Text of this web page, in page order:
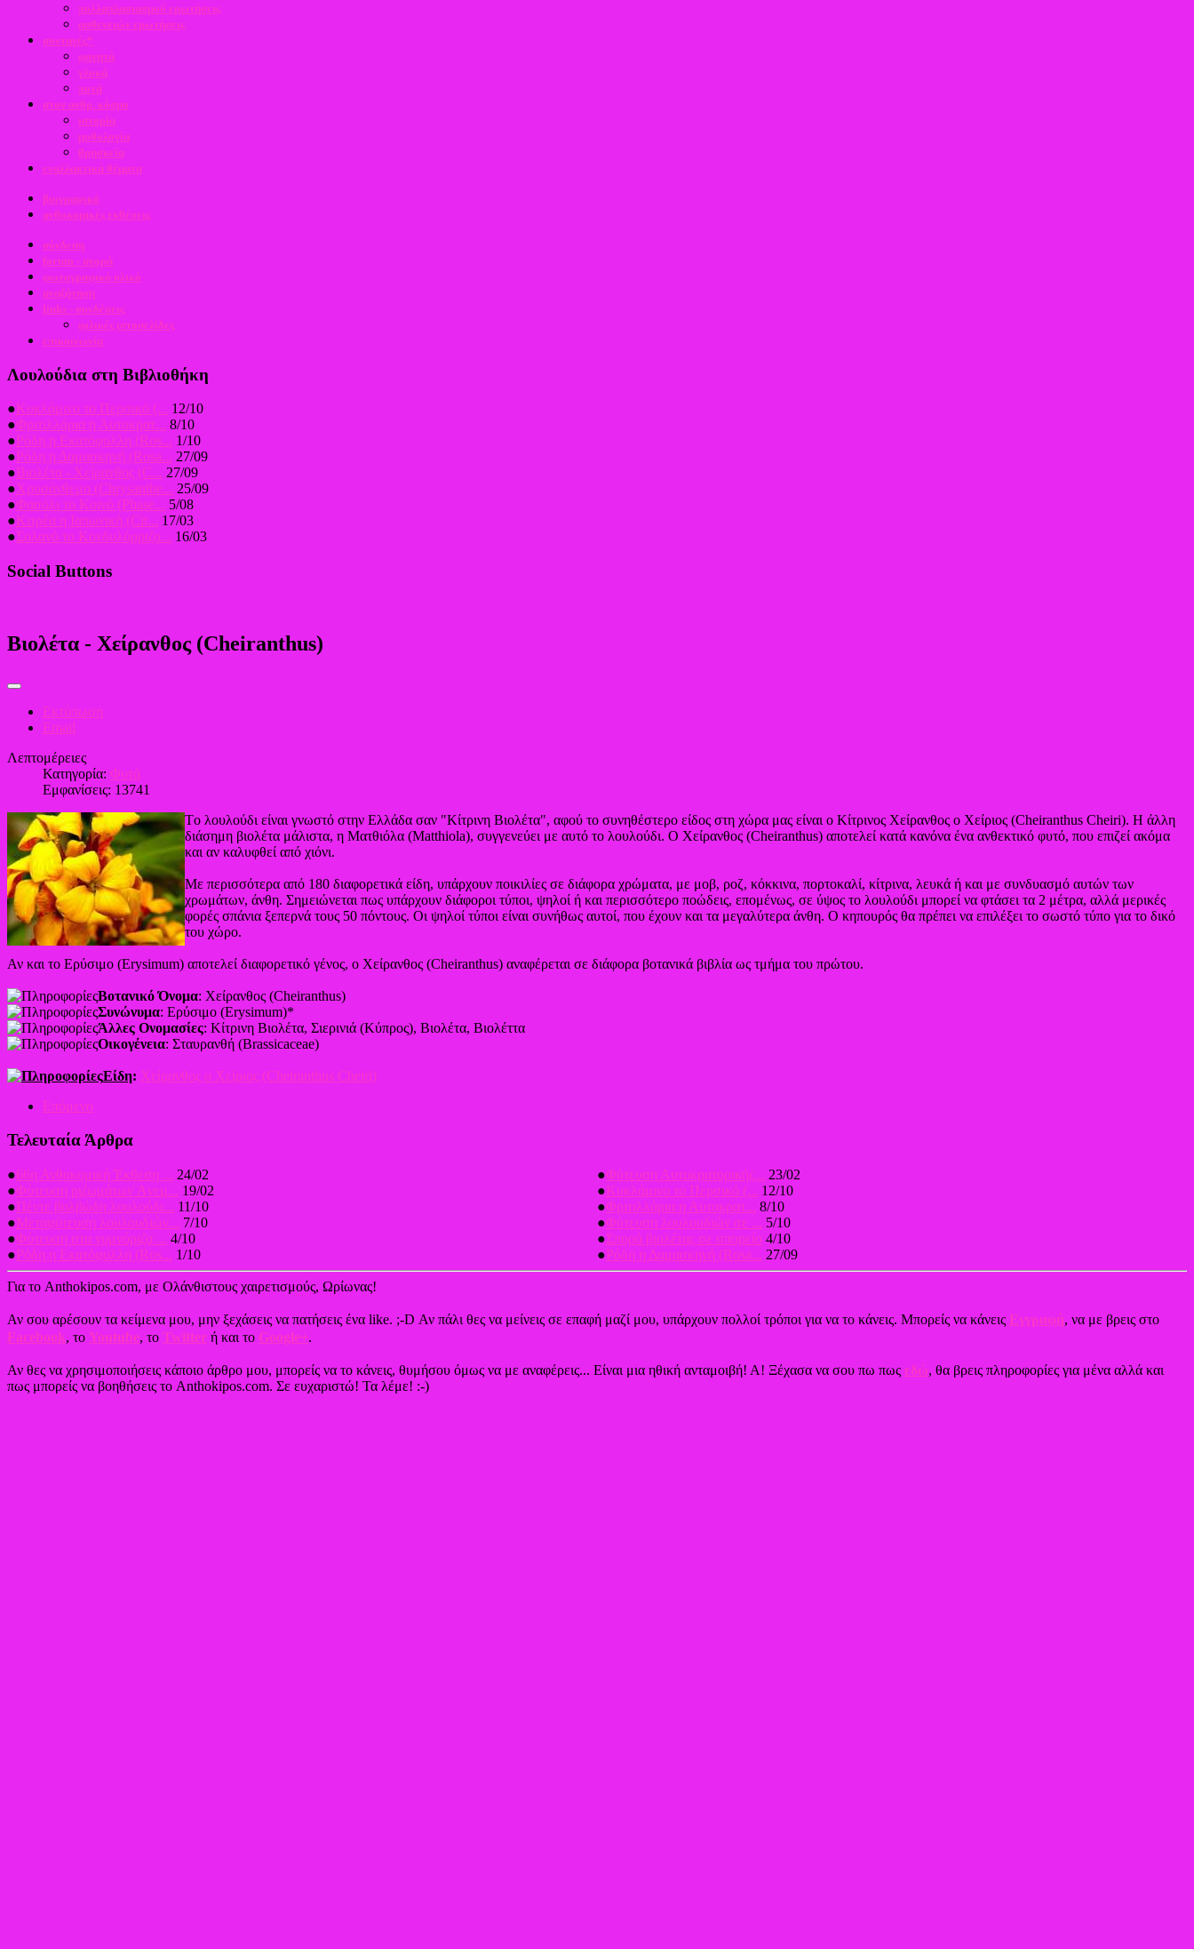
πολλαπλασιασμού ερωτήσεις
ασθενειών ερωτήσεις
συνταγές*
φαγητά
γλυκά
ποτά
στον ανθρ. κόσμο
ιστορία
μυθολογία
θρησκεία
εναλλακτικά θέματα
βιογραφικό
ανθοκομικές εκθέσεις
σύνδεση
forum - αγορά
φωτογραφικό υλικό
αναζήτηση
links - συνδέσεις
φιλικές ιστοσελίδες
επικοινωνία
Λουλούδια στη Βιβλιοθήκη
●Κυκλάμινο το Περσικό (... 12/10
●Φριτιλλάρια η Αυτοκρατ... 8/10
●Ρόδη η Εκατόφυλλη (Ros... 1/10
●Ρόδη η Δαμασκηνή (Rosa... 27/09
●Βιολέτα - Χείρανθος (C... 27/09
●Χρυσάνθεμο (Chrysanthe... 25/09
●Φασόλι το Κοινό (Phase... 5/08
●Κιτρέα η Ιαπωνική (Cit... 17/03
●Σολανό το Κονδυλόρριζο... 16/03
Social Buttons
Βιολέτα - Χείρανθος (Cheiranthus)
Εκτύπωση
Email
Λεπτομέρειες
Κατηγορία: Φυτά
Εμφανίσεις: 13741
Tο λουλούδι είναι γνωστό στην Ελλάδα σαν "Κίτρινη Βιολέτα", αφού το συνηθέστερο είδος στη χώρα μας είναι ο Κίτρινος Χείρανθος ο Χείριος (Cheiranthus Cheiri). Η άλλη
διάσημη βιολέτα μάλιστα, η Ματθιόλα (Matthiola), συγγενεύει με αυτό το λουλούδι. Ο Χείρανθος (Cheiranthus) αποτελεί κατά κανόνα ένα ανθεκτικό φυτό, που επιζεί ακόμα
και αν καλυφθεί από χιόνι.
Με περισσότερα από 180 διαφορετικά είδη, υπάρχουν ποικιλίες σε διάφορα χρώματα, με μοβ, ροζ, κόκκινα, πορτοκαλί, κίτρινα, λευκά ή και με συνδυασμό αυτών των
χρωμάτων, άνθη. Σημειώνεται πως υπάρχουν διάφοροι τύποι, ψηλοί ή και περισσότερο ποώδεις, επομένως, σε ύψος το λουλούδι μπορεί να φτάσει τα 2 μέτρα, αλλά μερικές
φορές σπάνια ξεπερνά τους 50 πόντους. Οι ψηλοί τύποι είναι συνήθως αυτοί, που έχουν και τα μεγαλύτερα άνθη. Ο κηπουρός θα πρέπει να επιλέξει το σωστό τύπο για το δικό
του χώρο.
Αν και το Ερύσιμο (Erysimum) αποτελεί διαφορετικό γένος, ο Χείρανθος (Cheiranthus) αναφέρεται σε διάφορα βοτανικά βιβλία ως τμήμα του πρώτου.
Βοτανικό Όνομα: Χείρανθος (Cheiranthus)
Συνώνυμα: Ερύσιμο (Erysimum)*
Άλλες Ονομασίες: Κίτρινη Βιολέτα, Σιερινιά (Κύπρος), Βιολέτα, Βιολέττα
Οικογένεια: Σταυρανθή (Brassicaceae)
Είδη: Χείρανθος ο Χείριος (Cheiranthus Cheiri)
Επόμενο
Τελευταία Άρθρα
●66η Ανθοκομική Έκθεση ... 24/02 ●Φύτευση Αυτοκρατορικής... 23/02
●Φύτευση ριζωμάτων Aνεμ... 19/02 ●Κυκλάμινο το Περσικό (... 12/10
●Πέντε βολβώδη λουλούδι... 11/10 ●Φριτιλλάρια η Αυτοκρατ... 8/10
●Μεταφύτευση λουλουδιών... 7/10 ●Φύτευση λουλουδιών σε ... 5/10
●Φύτευση στα γυμνόριζα ... 4/10 ●Σπορά βιολέτας σε σπορείο 4/10
●Ρόδη η Εκατόφυλλη (Ros... 1/10 ●Ρόδη η Δαμασκηνή (Rosa... 27/09
Για το Anthokipos.com, με Ολάνθιστους χαιρετισμούς, Ωρίωνας!
Αν σου αρέσουν τα κείμενα μου, μην ξεχάσεις να πατήσεις ένα like. ;-D Αν πάλι θες να μείνεις σε επαφή μαζί μου, υπάρχουν πολλοί τρόποι για να το κάνεις. Μπορείς να κάνεις Εγγραφή, να με βρεις στο
Facebook, το Youtube, το Twitter ή και το Google+.
Αν θες να χρησιμοποιήσεις κάποιο άρθρο μου, μπορείς να το κάνεις, θυμήσου όμως να με αναφέρεις... Είναι μια ηθική ανταμοιβή! Α! Ξέχασα να σου πω πως εδώ, θα βρεις πληροφορίες για μένα αλλά και
πως μπορείς να βοηθήσεις το Anthokipos.com. Σε ευχαριστώ! Τα λέμε! :-)